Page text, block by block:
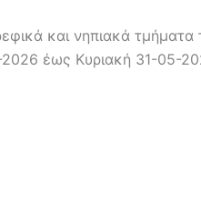
και νηπιακά τμήματα
2026 έως Κυριακή 31-05-